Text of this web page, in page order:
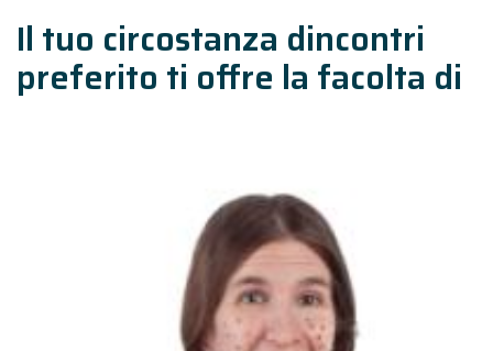
Il tuo circostanza dincontri
preferito ti offre la facolta di